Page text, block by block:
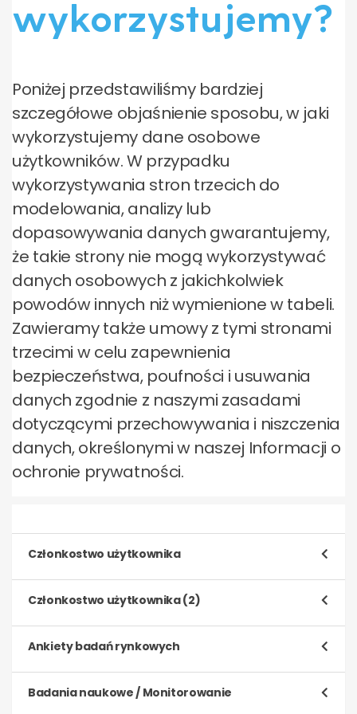
wykorzystujemy?
Poniżej przedstawiliśmy bardziej
szczegółowe objaśnienie sposobu, w jaki
wykorzystujemy dane osobowe
użytkowników. W przypadku
wykorzystywania stron trzecich do
modelowania, analizy lub
dopasowywania danych gwarantujemy,
że takie strony nie mogą wykorzystywać
danych osobowych z jakichkolwiek
powodów innych niż wymienione w tabeli.
Zawieramy także umowy z tymi stronami
trzecimi w celu zapewnienia
bezpieczeństwa, poufności i usuwania
danych zgodnie z naszymi zasadami
dotyczącymi przechowywania i niszczenia
danych, określonymi w naszej Informacji o
ochronie prywatności.
Członkostwo użytkownika
Rejestracja i przetworzenie wniosku o
Członkostwo
Rodzaj danych
(a) Dane identyfikacyjne
Członkostwo użytkownika (2)
Zarządzanie naszymi relacjami z użytkownikami,
co obejmuje:
Ankiety badań rynkowych
Badania naukowe / Monitorowanie